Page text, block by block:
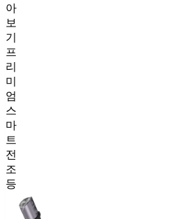
아
보
기
프
리
미
엄
스
마
트
전
조
등